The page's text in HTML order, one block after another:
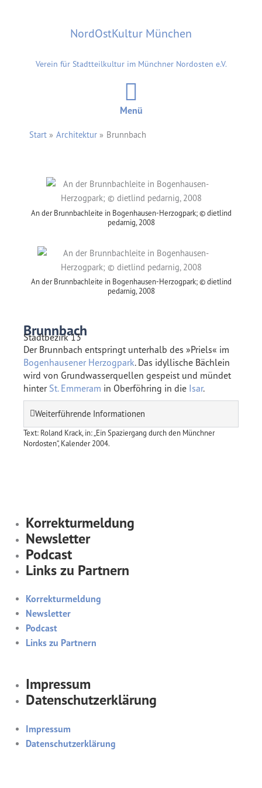
NordOstKultur München
Verein für Stadtteilkultur im Münchner Nordosten e.V.
Menü
Start Architektur Brunnbach
An der Brunnbachleite in Bogenhausen-Herzogpark; © dietlind
pedarnig, 2008
An der Brunnbachleite in Bogenhausen-Herzogpark; © dietlind
pedarnig, 2008
Brunnbach
Stadtbezirk 13
Der Brunnbach entspringt unterhalb des »Priels« im
Bogenhausener Herzogpark. Das idyllische Bächlein
wird von Grundwasserquellen gespeist und mündet
hinter St. Emmeram in Oberföhring in die Isar.
Weiterführende Informationen
Text: Roland Krack, in: „Ein Spaziergang durch den Münchner
Nordosten“, Kalender 2004.
Korrekturmeldung
Newsletter
Podcast
Links zu Partnern
Korrekturmeldung
Newsletter
Podcast
Links zu Partnern
Impressum
Datenschutzerklärung
Impressum
Datenschutzerklärung